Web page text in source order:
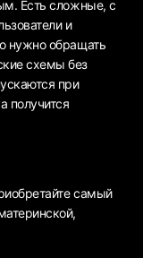
Есть сложные, с
и
нужно обращать
схемы без
при
получится
самый